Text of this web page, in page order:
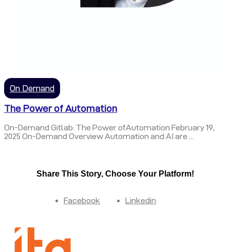
On Demand
The Power of Automation
On-Demand Gitlab: The Power ofAutomation February 19,
2025 On-Demand Overview Automation and AI are ...
Share This Story, Choose Your Platform!
Facebook Linkedin